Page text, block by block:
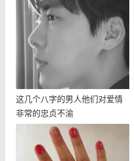
这几个八字的男人他们对爱情
非常的忠贞不渝